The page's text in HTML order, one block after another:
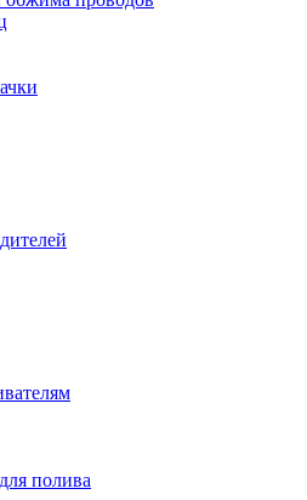
полива